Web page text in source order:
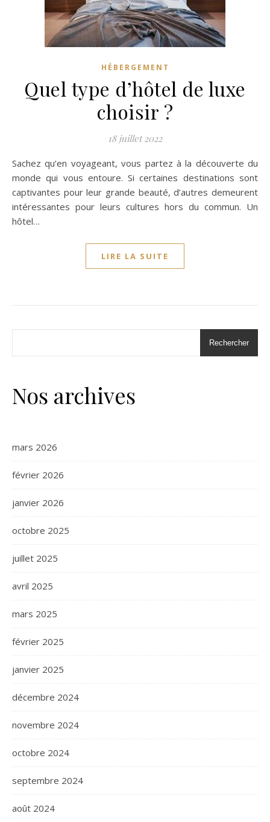
HÉBERGEMENT
Quel type d’hôtel de luxe
choisir ?
18 juillet 2022
Sachez qu’en voyageant, vous partez à la découverte du
monde qui vous entoure. Si certaines destinations sont
captivantes pour leur grande beauté, d’autres demeurent
intéressantes pour leurs cultures hors du commun. Un
hôtel…
LIRE LA SUITE
Rechercher
Nos archives
mars 2026
février 2026
janvier 2026
octobre 2025
juillet 2025
avril 2025
mars 2025
février 2025
janvier 2025
décembre 2024
novembre 2024
octobre 2024
septembre 2024
août 2024